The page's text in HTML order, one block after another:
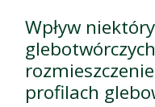
Wpływ
profilach